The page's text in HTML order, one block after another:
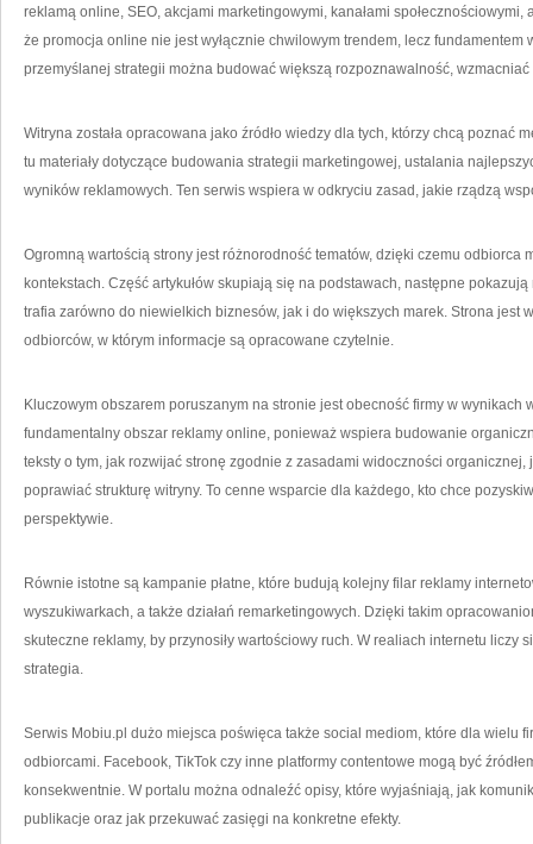
reklamą online, SEO, akcjami marketingowymi, kanałami
że promocja online nie jest wyłącznie chwilowym trendem, lecz
przemyślanej strategii można budować większą rozpoznawalność,
Witryna została opracowana jako źródło wiedzy dla tych, którzy chcą poznać
tu materiały dotyczące budowania strategii marketingowej, ustalania
wyników reklamowych. Ten serwis wspiera w odkryciu zasad, jakie rządzą
Ogromną wartością strony jest różnorodność tematów, dzięki czemu odbiorca
kontekstach. Część artykułów skupiają się na podstawach, następne
trafia zarówno do niewielkich biznesów, jak i do większych marek. Strona jest
odbiorców, w którym informacje są opracowane czytelnie.
Kluczowym obszarem poruszanym na stronie jest obecność firmy w wynikach
fundamentalny obszar reklamy online, ponieważ wspiera budowanie
teksty o tym, jak rozwijać stronę zgodnie z zasadami widoczności
poprawiać strukturę witryny. To cenne wsparcie dla każdego, kto chce
perspektywie.
Równie istotne są kampanie płatne, które budują kolejny filar reklamy
wyszukiwarkach, a także działań remarketingowych. Dzięki takim
skuteczne reklamy, by przynosiły wartościowy ruch. W realiach internetu liczy
strategia.
Serwis Mobiu.pl dużo miejsca poświęca także social mediom, które dla wielu
odbiorcami. Facebook, TikTok czy inne platformy contentowe mogą być
konsekwentnie. W portalu można odnaleźć opisy, które wyjaśniają, jak
publikacje oraz jak przekuwać zasięgi na konkretne efekty.